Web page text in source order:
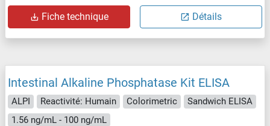
Fiche technique Détails
Intestinal Alkaline Phosphatase Kit ELISA
ALPI Reactivité: Humain Colorimetric
Sandwich ELISA
1.56 ng/mL - 100 ng/mL